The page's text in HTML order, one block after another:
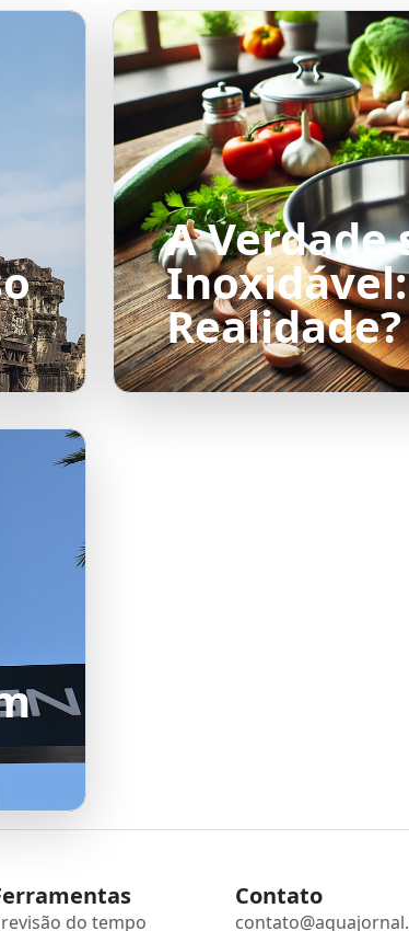
A Verdade
Realidade?
do tempo
Contato